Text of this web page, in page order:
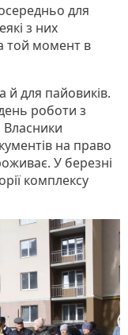
для
з них
той момент в
й для пайовиків.
роботи з
Власники
на право
У березні
комплексу